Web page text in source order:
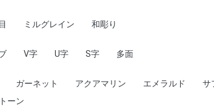
ミルグレイン 和彫り
V字 U字 S字 多面
ガーネット アクアマリン エメラルド サ
ーン